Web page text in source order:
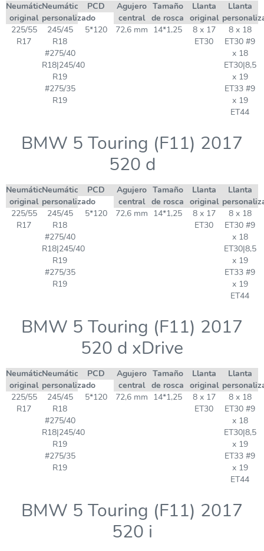
Neumático
original
Neumático
personalizado
PCD
Agujero
central
Tamaño
de rosca
Llanta
original
Llanta
225/55
R17
245/45
R18
#275/40
R18|245/40
R19
#275/35
R19
5*120 72,6 mm 14*1,25
8 x 17
ET30
8 x 18
ET30 #9
x 18
ET30|8,5
x 19
ET33 #9
x 19
ET44
BMW 5 Touring (F11) 2017
520 d
Neumático
original
Neumático
personalizado
PCD
Agujero
central
Tamaño
de rosca
Llanta
original
Llanta
225/55
R17
245/45
R18
#275/40
R18|245/40
R19
#275/35
R19
5*120 72,6 mm 14*1,25
8 x 17
ET30
8 x 18
ET30 #9
x 18
ET30|8,5
x 19
ET33 #9
x 19
ET44
BMW 5 Touring (F11) 2017
520 d xDrive
Neumático
original
Neumático
personalizado
PCD
Agujero
central
Tamaño
de rosca
Llanta
original
Llanta
225/55
R17
245/45
R18
#275/40
R18|245/40
R19
#275/35
R19
5*120 72,6 mm 14*1,25
8 x 17
ET30
8 x 18
ET30 #9
x 18
ET30|8,5
x 19
ET33 #9
x 19
ET44
BMW 5 Touring (F11) 2017
520 i